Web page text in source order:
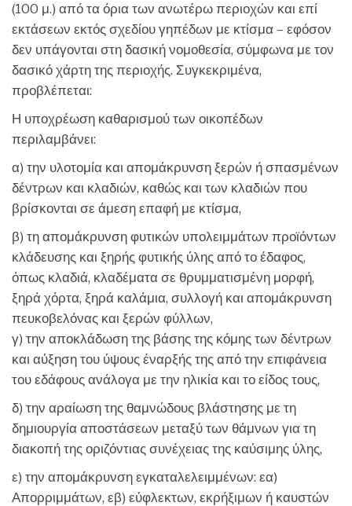
(100 μ.) από τα όρια των ανωτέρω περιοχών και επί
εκτάσεων εκτός σχεδίου γηπέδων με κτίσμα – εφόσον
δεν υπάγονται στη δασική νομοθεσία, σύμφωνα με τον
δασικό χάρτη της περιοχής. Συγκεκριμένα,
προβλέπεται:
Η υποχρέωση καθαρισμού των οικοπέδων
περιλαμβάνει:
α) την υλοτομία και απομάκρυνση ξερών ή σπασμένων
δέντρων και κλαδιών, καθώς και των κλαδιών που
βρίσκονται σε άμεση επαφή με κτίσμα,
β) τη απομάκρυνση φυτικών υπολειμμάτων προϊόντων
κλάδευσης και ξηρής φυτικής ύλης από το έδαφος,
όπως κλαδιά, κλαδέματα σε θρυμματισμένη μορφή,
ξηρά χόρτα, ξηρά καλάμια, συλλογή και απομάκρυνση
πευκοβελόνας και ξερών φύλλων,
γ) την αποκλάδωση της βάσης της κόμης των δέντρων
και αύξηση του ύψους έναρξής της από την επιφάνεια
του εδάφους ανάλογα με την ηλικία και το είδος τους,
δ) την αραίωση της θαμνώδους βλάστησης με τη
δημιουργία αποστάσεων μεταξύ των θάμνων για τη
διακοπή της οριζόντιας συνέχειας της καύσιμης ύλης,
ε) την απομάκρυνση εγκαταλελειμμένων: εα)
Απορριμμάτων, εβ) εύφλεκτων, εκρήξιμων ή καυστών